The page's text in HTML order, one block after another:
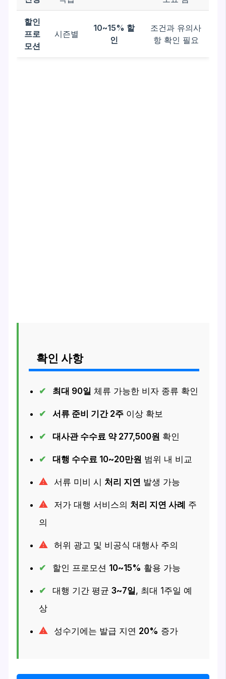
할인
프로
모션
시즌별
10~15% 할
인
조건과 유의사
항 확인 필요
확인 사항
최대 90일 체류 가능한 비자 종류 확인
서류 준비 기간 2주 이상 확보
대사관 수수료 약 277,500원 확인
대행 수수료 10~20만원 범위 내 비교
서류 미비 시 처리 지연 발생 가능
저가 대행 서비스의 처리 지연 사례 주
의
허위 광고 및 비공식 대행사 주의
할인 프로모션 10~15% 활용 가능
대행 기간 평균3~7일, 최대 1주일 예
상
성수기에는 발급 지연 20% 증가